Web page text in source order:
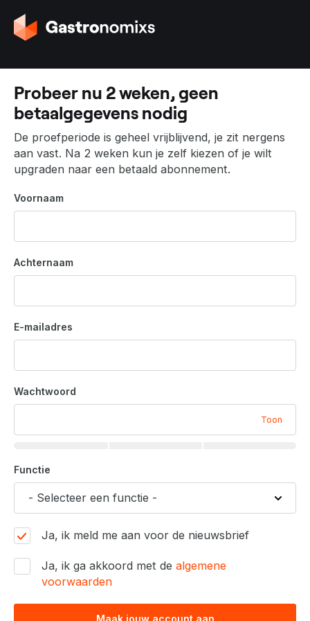
G
a
a
a
r
d
e
h
o
e
p
g
i
n
Probeer nu 2 weken, geen
betaalgegevens nodig
De proefperiode is geheel vrijblijvend, je zit nergens
aan vast. Na 2 weken kun je zelf kiezen of je wilt
upgraden naar een betaald abonnement.
Voornaam
Achternaam
E-mailadres
Wachtwoord
Toon
Functie
Ja, ik meld me aan voor de nieuwsbrief
Ja, ik ga akkoord met de algemene
voorwaarden
Maak jouw account aan